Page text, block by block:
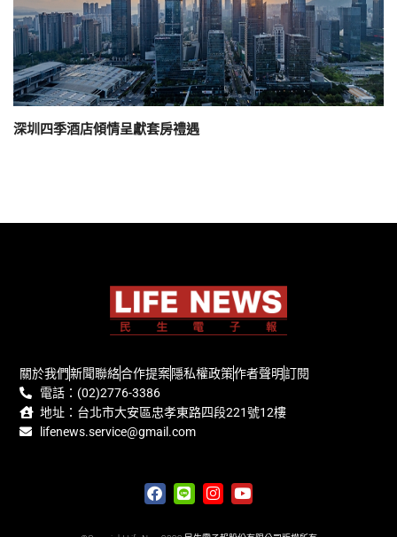
深圳四季酒店傾情呈獻套房禮遇
關於我們新聞聯絡合作提案隱私權政策作者聲明訂閱
電話：(02)2776-3386
地址：台北市大安區忠孝東路四段221號12樓
lifenews.service@gmail.com